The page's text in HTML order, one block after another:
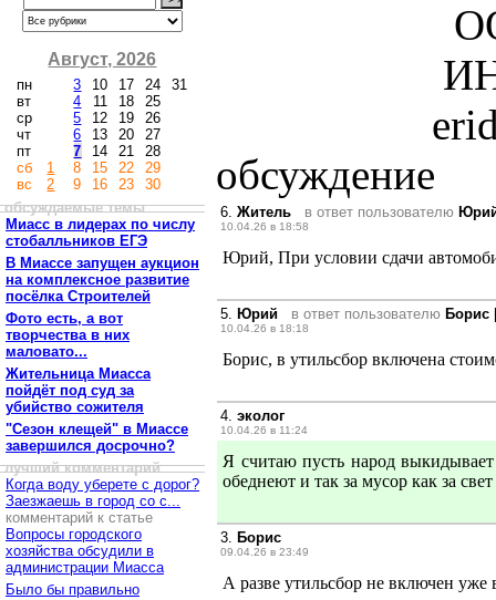
Август, 2026
пн
вт
ср
чт
пт
сб
вс
1
2
3
4
5
6
7
8
9
10
11
12
13
14
15
16
17
18
19
20
21
22
23
24
25
26
27
28
29
30
31
обсуждаемые темы
Миасс в лидерах по числу
стобалльников ЕГЭ
В Миассе запущен аукцион
на комплексное развитие
посёлка Строителей
Фото есть, а вот
творчества в них
маловато...
Жительница Миасса
пойдёт под суд за
убийство сожителя
"Сезон клещей" в Миассе
завершился досрочно?
лучший комментарий
Когда воду уберете с дорог?
Заезжаешь в город со с...
комментарий к статье
Вопросы городского
хозяйства обсудили в
администрации Миасса
Было бы правильно
обсуждение
6. Житель в ответ пользователю
10.04.26 в 18:58
Юрий, При условии сдачи
5. Юрий в ответ пользователю Борис
10.04.26 в 18:18
Борис, в утильсбор включена
4. эколог
10.04.26 в 11:24
Я считаю пусть народ
обеднеют и так за мусор как за
3. Борис
09.04.26 в 23:49
А разве утильсбор не включен